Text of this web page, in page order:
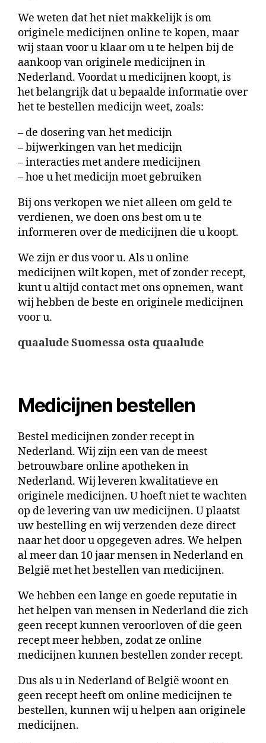
We weten dat het niet makkelijk is om
originele medicijnen online te kopen, maar
wij staan ​​voor u klaar om u te helpen bij de
aankoop van originele medicijnen in
Nederland. Voordat u medicijnen koopt, is
het belangrijk dat u bepaalde informatie over
het te bestellen medicijn weet, zoals:
– de dosering van het medicijn
– bijwerkingen van het medicijn
– interacties met andere medicijnen
– hoe u het medicijn moet gebruiken
Bij ons verkopen we niet alleen om geld te
verdienen, we doen ons best om u te
informeren over de medicijnen die u koopt.
We zijn er dus voor u. Als u online
medicijnen wilt kopen, met of zonder recept,
kunt u altijd contact met ons opnemen, want
wij hebben de beste en originele medicijnen
voor u.
quaalude Suomessa osta quaalude
Medicijnen bestellen
Bestel medicijnen zonder recept in
Nederland. Wij zijn een van de meest
betrouwbare online apotheken in
Nederland. Wij leveren kwalitatieve en
originele medicijnen. U hoeft niet te wachten
op de levering van uw medicijnen. U plaatst
uw bestelling en wij verzenden deze direct
naar het door u opgegeven adres. We helpen
al meer dan 10 jaar mensen in Nederland en
België met het bestellen van medicijnen.
We hebben een lange en goede reputatie in
het helpen van mensen in Nederland die zich
geen recept kunnen veroorloven of die geen
recept meer hebben, zodat ze online
medicijnen kunnen bestellen zonder recept.
Dus als u in Nederland of België woont en
geen recept heeft om online medicijnen te
bestellen, kunnen wij u helpen aan originele
medicijnen.